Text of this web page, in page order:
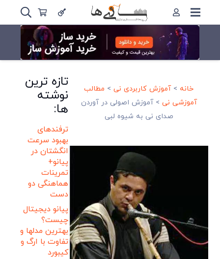
خانه >آموزش کاربردی نی> مطالب
آموزشی نی >آموزش اصولی در آوردن
صدای نی به شیوه لبی
تازه ترین
نوشته
ها:
ترفندهای
بهبود سرعت
انگشتان در
پیانو+
تمرینات
هماهنگی دو
دست
پیانو دیجیتال
چیست؟
بهترین مدلها و
تفاوت با ارگ و
کیبورد